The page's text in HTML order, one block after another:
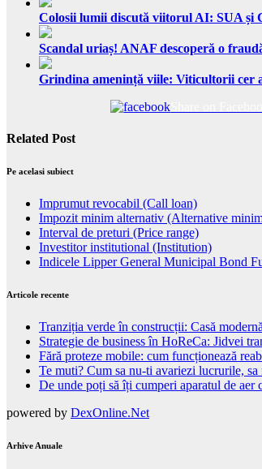
Colosii lumii discută viitorul AI: SUA și
Scandal uriaș! ANAF descoperă o
Grindina amenință viile: Viticultorii cer
Related Post
Pe acelasi subiect
Imprumut revocabil (Call loan)
Impozit minim alternativ (Alternative
Interval de preturi (Price range)
Investitor institutional (Institution)
Indicele Lipper General Municipal Bond
Articole recente
Tranziția verde în construcții: Casă
Strategie de business în HoReCa: Jidvei
Fără proteze mobile: cum funcționează
Te muti? Cum sa nu-ti avariezi lucrurile,
De unde poți să îți cumperi aparatul de aer
powered by DexOnline.Net
Arhive Anuale